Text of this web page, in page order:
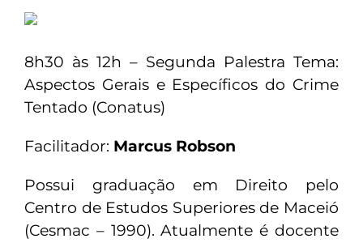
8h30 às 12h – Segunda Palestra Tema:
Aspectos Gerais e Específicos do Crime
Tentado (Conatus)
Facilitador: Marcus Robson
Possui graduação em Direito pelo
Centro de Estudos Superiores de Maceió
(Cesmac – 1990). Atualmente é docente